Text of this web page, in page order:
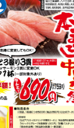
プ
情報
管理業者の募集